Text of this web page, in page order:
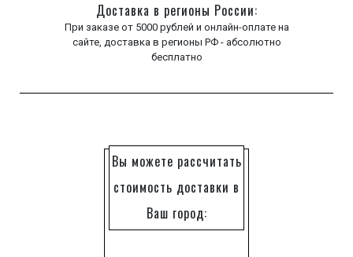
Доставка в регионы России:
При заказе от 5000 рублей и онлайн-оплате на
сайте, доставка в регионы РФ - абсолютно
бесплатно
Вы можете рассчитать
стоимость доставки в
Ваш город: